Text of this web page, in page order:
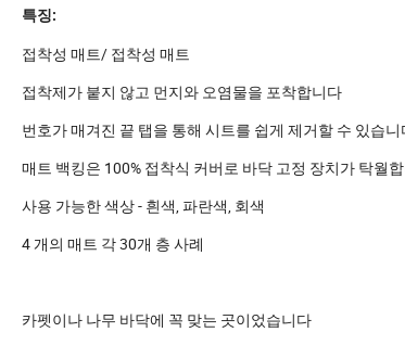
특징:
접착성 매트/ 접착성 매트
접착제가 붙지 않고 먼지와 오염물을 포착합니다
번호가 매겨진 끝 탭을 통해 시트를 쉽게 제거할 수 있습니
매트 백킹은 100% 접착식 커버로 바닥 고정 장치가 탁월
사용 가능한 색상 - 흰색, 파란색, 회색
4 개의 매트 각 30개 층 사례
카펫이나 나무 바닥에 꼭 맞는 곳이었습니다